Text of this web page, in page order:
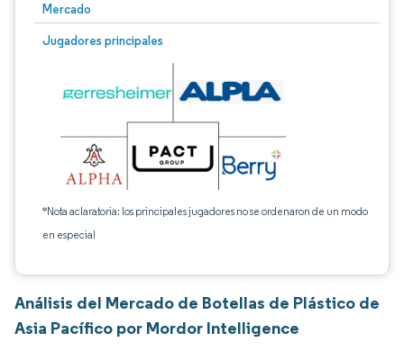
Mercado
Jugadores principales
*Nota aclaratoria: los principales jugadores no se ordenaron de un modo
en especial
Análisis del Mercado de Botellas de Plástico de
Asia Pacífico por Mordor Intelligence